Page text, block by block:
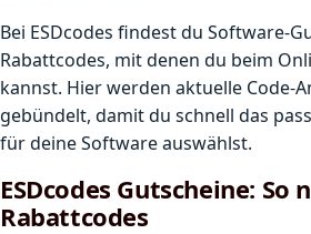
Bei ESDcodes findest du Software-
Rabattcodes, mit denen du beim
kannst. Hier werden aktuelle Code-
gebündelt, damit du schnell das
für deine Software auswählst.
ESDcodes Gutscheine: So
Rabattcodes